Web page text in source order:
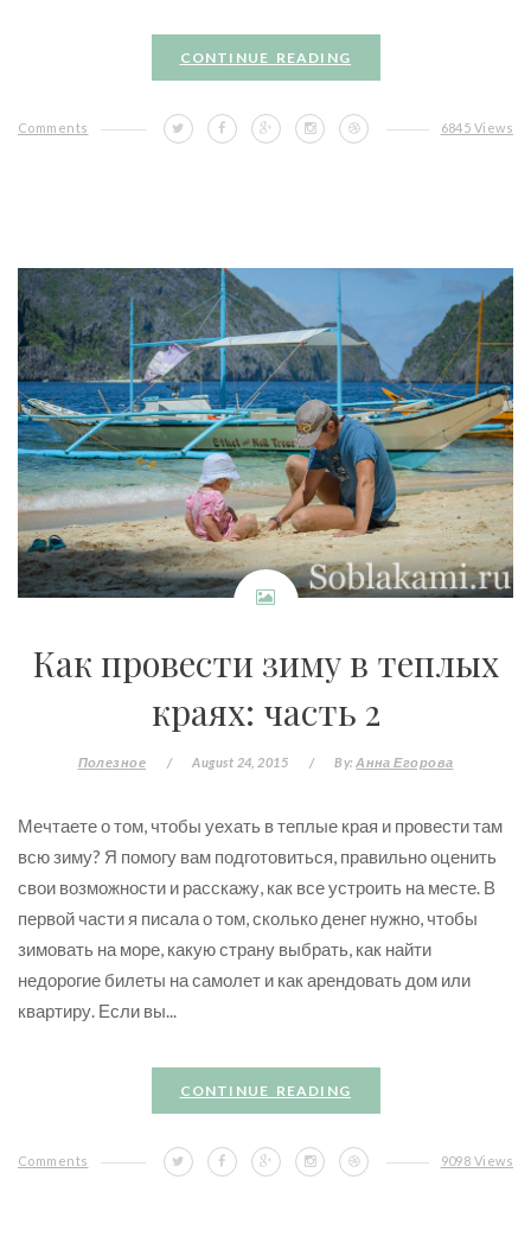
CONTINUE READING
Comments 6845 Views
Как провести зиму в теплых
краях: часть 2
Полезное / August 24, 2015 / By:Анна Егорова
Мечтаете о том, чтобы уехать в теплые края и провести там
всю зиму? Я помогу вам подготовиться, правильно оценить
свои возможности и расскажу, как все устроить на месте. В
первой части я писала о том, сколько денег нужно, чтобы
зимовать на море, какую страну выбрать, как найти
недорогие билеты на самолет и как арендовать дом или
квартиру. Если вы...
CONTINUE READING
Comments 9098 Views